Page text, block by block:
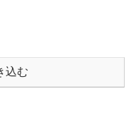
込む